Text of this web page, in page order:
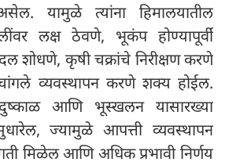
यामुळे त्यांना हिमालयातील
लक्ष ठेवणे, भूकंप होण्यापूर्वी
शोधणे, कृषी चक्रांचे निरीक्षण करणे
व्यवस्थापन करणे शक्य होईल.
दुष्काळ आणि भूस्खलन यासारख्या
ज्यामुळे आपत्ती व्यवस्थापन
मिळेल आणि अधिक प्रभावी निर्णय